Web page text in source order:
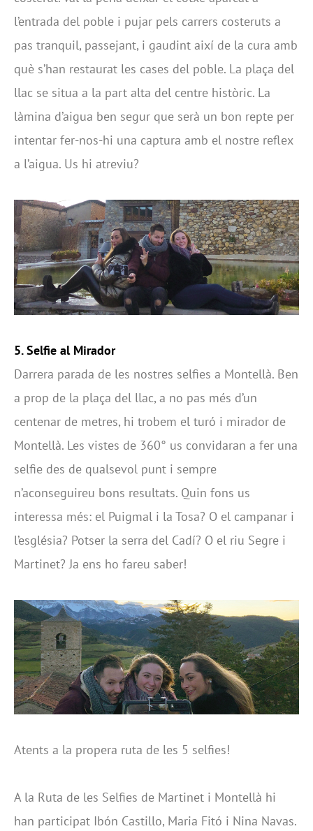
l’entrada del poble i pujar pels carrers costeruts a
pas tranquil, passejant, i gaudint així de la cura amb
què s’han restaurat les cases del poble. La plaça del
llac se situa a la part alta del centre històric. La
làmina d’aigua ben segur que serà un bon repte per
intentar fer-nos-hi una captura amb el nostre reflex
a l’aigua. Us hi atreviu?
5. Selfie al Mirador
Darrera parada de les nostres selfies a Montellà. Ben
a prop de la plaça del llac, a no pas més d’un
centenar de metres, hi trobem el turó i mirador de
Montellà. Les vistes de 360° us convidaran a fer una
selfie des de qualsevol punt i sempre
n’aconseguireu bons resultats. Quin fons us
interessa més: el Puigmal i la Tosa? O el campanar i
l’església? Potser la serra del Cadí? O el riu Segre i
Martinet? Ja ens ho fareu saber!
Atents a la propera ruta de les 5 selfies!
A la Ruta de les Selfies de Martinet i Montellà hi
han participat Ibón Castillo, Maria Fitó i Nina Navas.